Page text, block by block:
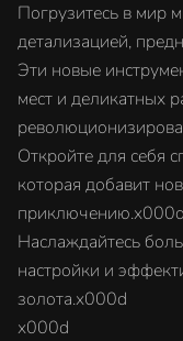
Погрузитесь в мир
детализацией,
Эти новые
мест и деликатных
Откройте для себя
которая добавит
приключению.x000d
Наслаждайтесь
настройки и
золота.x000d
x000d